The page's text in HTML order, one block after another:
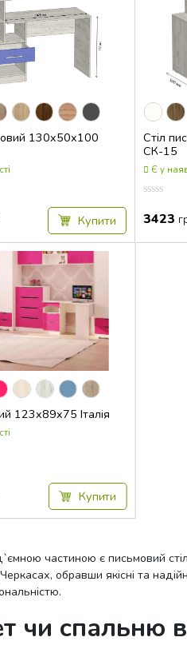
130x50x100
Купити
Стіл
СК-15
Є у
0.00
з
3423
123x89x75 Італія
Купити
частиною є письмовий
обравши якісні та
чи спальню